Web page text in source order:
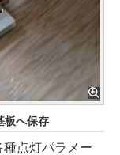
板へ保存
点灯パラメー